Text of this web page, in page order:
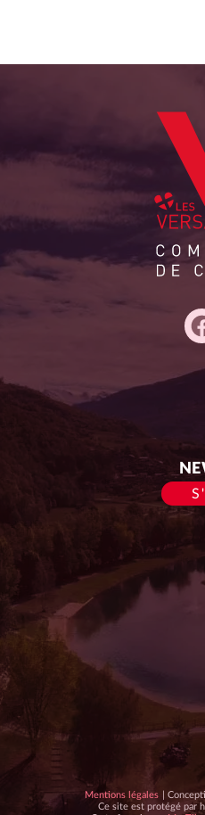
Mentions légales |
Ce site est protégé par